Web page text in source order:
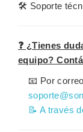
🛠️ Soporte
❓ ¿Tienes
equipo?
📧 Por
📝 A través